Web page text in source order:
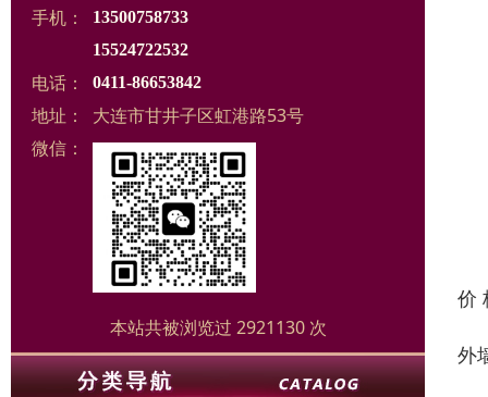
手机：
13500758733
15524722532
电话： 0411-86653842
地址：
大连市甘井子区虹港路53号
微信：
本站共被浏览过 2921130 次
价
外